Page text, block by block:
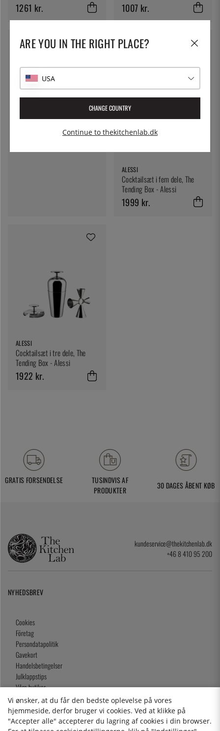
1261 kr. 1007 kr.
Barsæt i 3 dele, Rocks - Zone
ALESSI
Cocktailsæt i fem dele, The
Tending Box - Alessi
1999 kr.
ALESSI
Cocktailsæt i tre dele, The
Tending Box - Alessi
1922 kr.
GRATIS FORSENDELSE
TUSINDVIS AF
PRODUKTER
30 DAGES ÅBENT KØB
kundeservice@thekitchenlab.dk
+46 8 410 95 200
NYHEDSBREV
Cookies
Företag
Persondatapolitik
Gavekort
Handelsbetingelser
Julklappstips
Våra butiker
Vi ønsker, at du får den bedste oplevelse på vores
hjemmeside, derfor bruger vi cookies. Ved at klikke på
"Accepter alle" accepterer du lagring af cookies i din browser.
ARE YOU IN THE RIGHT PLACE?
USA
CHANGE COUNTRY
Continue to thekitchenlab.dk